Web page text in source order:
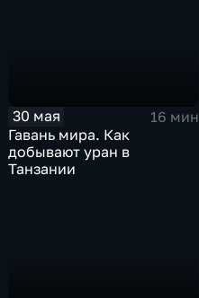
30 мая
16 мин
Гавань мира. Как
добывают уран в
Танзании